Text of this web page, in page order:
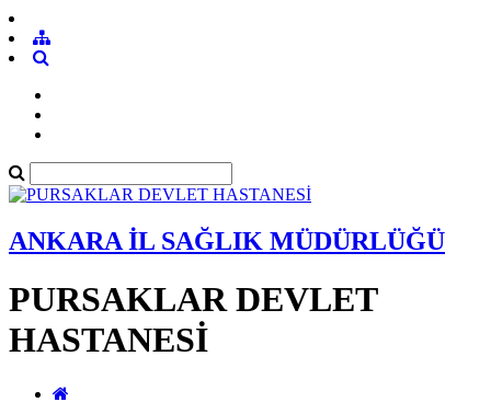
ANKARA İL SAĞLIK MÜDÜRLÜĞÜ
PURSAKLAR DEVLET
HASTANESİ